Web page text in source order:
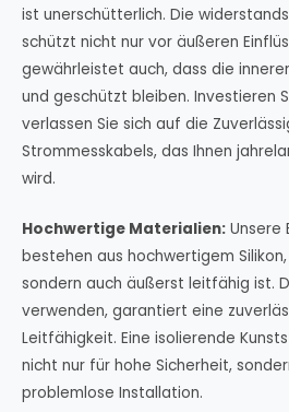
ist unerschütterlich. Die
schützt nicht nur vor äußeren
gewährleistet auch, dass die
und geschützt bleiben. Investieren
verlassen Sie sich auf die
Strommesskabels, das Ihnen
wird.
Hochwertige Materialien: Unsere
bestehen aus hochwertigem
sondern auch äußerst leitfähig ist.
verwenden, garantiert eine
Leitfähigkeit. Eine isolierende
nicht nur für hohe Sicherheit,
problemlose Installation.